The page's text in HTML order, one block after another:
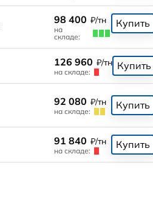
98 400 ₽/тн
на
складе:
Купить
126 960 ₽/тн
на складе:
Купить
92 080 ₽/тн
на складе:
Купить
91 840 ₽/тн
на складе:
Купить